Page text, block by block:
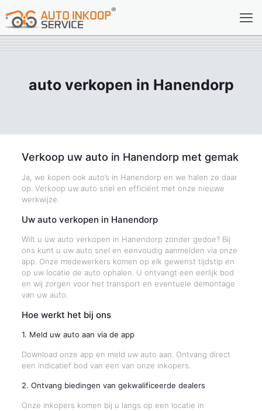
auto verkopen in Hanendorp
Verkoop uw auto in Hanendorp met gemak
Ja, we kopen ook auto’s in Hanendorp en we halen ze daar
op. Verkoop uw auto snel en efficiënt met onze nieuwe
werkwijze.
Uw auto verkopen in Hanendorp
Wilt u uw auto verkopen in Hanendorp zonder gedoe? Bij
ons kunt u uw auto snel en eenvoudig aanmelden via onze
app. Onze medewerkers komen op elk gewenst tijdstip en
op uw locatie de auto ophalen. U ontvangt een eerlijk bod
en wij zorgen voor het transport en eventuele demontage
van uw auto.
Hoe werkt het bij ons
1. Meld uw auto aan via de app
Download onze app en meld uw auto aan. Ontvang direct
een indicatief bod van een van onze inkopers.
2. Ontvang biedingen van gekwalificeerde dealers
Onze inkopers komen bij u langs op een locatie in